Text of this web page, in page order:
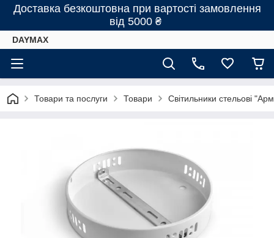
Доставка безкоштовна при вартості замовлення
від 5000 ₴
DAYMAX
Товари та послуги Товари Світильники стельові